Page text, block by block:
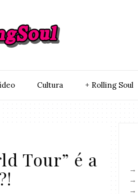
Cultura + Rolling Soul
Tour” é a
→
→
→